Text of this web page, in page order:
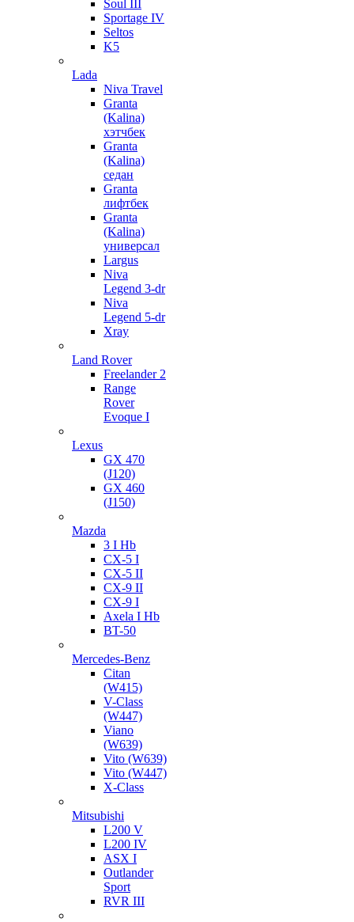
Soul III
Sportage IV
Seltos
K5
Lada
Niva Travel
Granta
(Kalina)
хэтчбек
Granta
(Kalina)
седан
Granta
лифтбек
Granta
(Kalina)
универсал
Largus
Niva
Legend 3-dr
Niva
Legend 5-dr
Xray
Land Rover
Freelander 2
Range
Rover
Evoque I
Lexus
GX 470
(J120)
GX 460
(J150)
Mazda
3 I Hb
CX-5 I
CX-5 II
CX-9 II
CX-9 I
Axela I Hb
BT-50
Mercedes-Benz
Citan
(W415)
V-Class
(W447)
Viano
(W639)
Vito (W639)
Vito (W447)
X-Class
Mitsubishi
L200 V
L200 IV
ASX I
Outlander
Sport
RVR III